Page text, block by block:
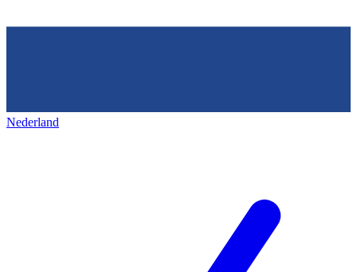
Nederland